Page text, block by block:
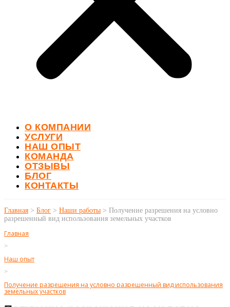
О КОМПАНИИ
УСЛУГИ
НАШ ОПЫТ
КОМАНДА
ОТЗЫВЫ
БЛОГ
КОНТАКТЫ
Главная > Блог > Наши работы > Получение разрешения на условно
разрешенный вид использования земельных участков
Главная
>
Наш опыт
>
Получение разрешения на условно разрешенный вид использования
земельных участков